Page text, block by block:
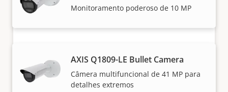
Monitoramento poderoso de 10 MP
AXIS Q1809-LE Bullet Camera
Câmera multifuncional de 41 MP para
detalhes extremos
Quer vender produtos Axis?